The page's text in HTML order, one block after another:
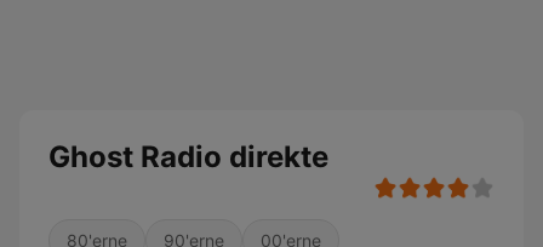
Ghost Radio direkte
80'erne 90'erne 00'erne